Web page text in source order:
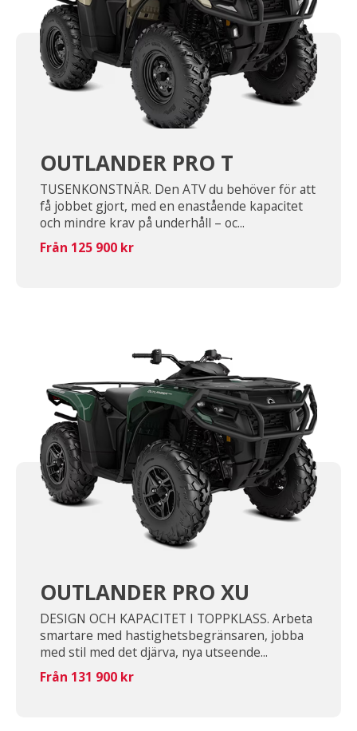
OUTLANDER PRO T
TUSENKONSTNÄR. Den ATV du behöver för att
få jobbet gjort, med en enastående kapacitet
och mindre krav på underhåll – oc...
Från 125 900 kr
OUTLANDER PRO XU
DESIGN OCH KAPACITET I TOPPKLASS. Arbeta
smartare med hastighetsbegränsaren, jobba
med stil med det djärva, nya utseende...
Från 131 900 kr